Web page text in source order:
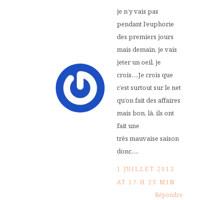
je n’y vais pas
pendant l’euphorie
des premiers jours
mais demain, je vais
jeter un oeil, je
crois….Je crois que
c’est surtout sur le net
qu’on fait des affaires
mais bon, là, ils ont
fait une
très mauvaise saison
donc….
1 JUILLET 2013
AT 17 H 23 MIN
Répondre